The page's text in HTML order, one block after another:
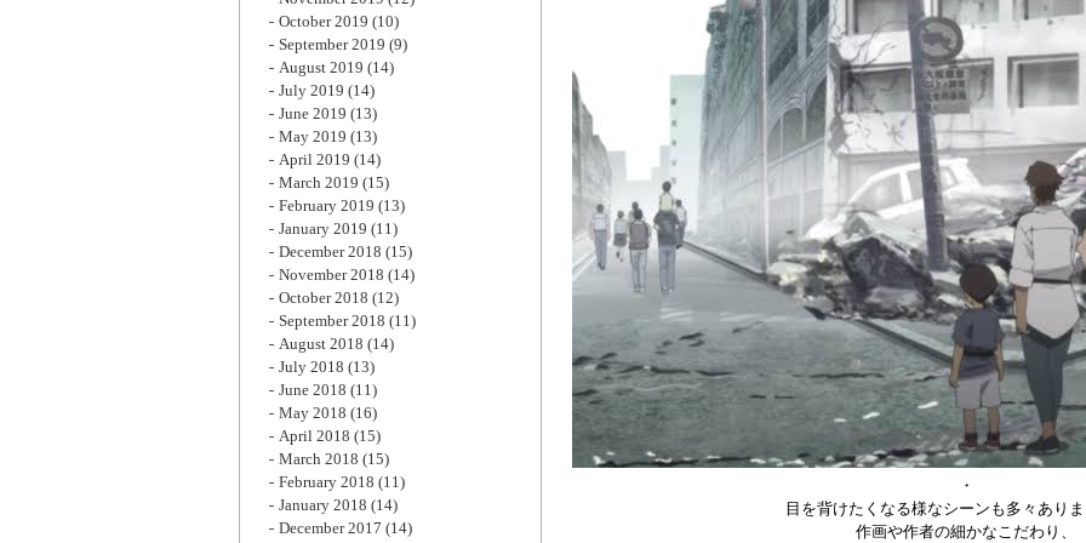
・
目を背けたくなる様なシーンも多々あり
作画や作者の細かなこだわり、
October 2019 (10)
September 2019 (9)
August 2019 (14)
July 2019 (14)
June 2019 (13)
May 2019 (13)
April 2019 (14)
March 2019 (15)
February 2019 (13)
January 2019 (11)
December 2018 (15)
November 2018 (14)
October 2018 (12)
September 2018 (11)
August 2018 (14)
July 2018 (13)
June 2018 (11)
May 2018 (16)
April 2018 (15)
March 2018 (15)
February 2018 (11)
January 2018 (14)
December 2017 (14)